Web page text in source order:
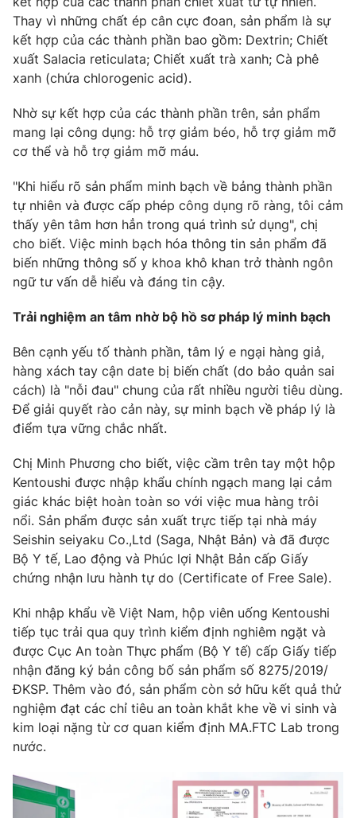
Thay vì những chất ép cân cực đoan, sản phẩm là sự
kết hợp của các thành phần bao gồm: Dextrin; Chiết
xuất Salacia reticulata; Chiết xuất trà xanh; Cà phê
xanh (chứa chlorogenic acid).
Nhờ sự kết hợp của các thành phần trên, sản phẩm
mang lại công dụng: hỗ trợ giảm béo, hỗ trợ giảm mỡ
cơ thể và hỗ trợ giảm mỡ máu.
"Khi hiểu rõ sản phẩm minh bạch về bảng thành phần
tự nhiên và được cấp phép công dụng rõ ràng, tôi cảm
thấy yên tâm hơn hẳn trong quá trình sử dụng", chị
cho biết. Việc minh bạch hóa thông tin sản phẩm đã
biến những thông số y khoa khô khan trở thành ngôn
ngữ tư vấn dễ hiểu và đáng tin cậy.
Trải nghiệm an tâm nhờ bộ hồ sơ pháp lý minh bạch
Bên cạnh yếu tố thành phần, tâm lý e ngại hàng giả,
hàng xách tay cận date bị biến chất (do bảo quản sai
cách) là "nỗi đau" chung của rất nhiều người tiêu dùng.
Để giải quyết rào cản này, sự minh bạch về pháp lý là
điểm tựa vững chắc nhất.
Chị Minh Phương cho biết, việc cầm trên tay một hộp
Kentoushi được nhập khẩu chính ngạch mang lại cảm
giác khác biệt hoàn toàn so với việc mua hàng trôi
nổi. Sản phẩm được sản xuất trực tiếp tại nhà máy
Seishin seiyaku Co.,Ltd (Saga, Nhật Bản) và đã được
Bộ Y tế, Lao động và Phúc lợi Nhật Bản cấp Giấy
chứng nhận lưu hành tự do (Certificate of Free Sale).
Khi nhập khẩu về Việt Nam, hộp viên uống Kentoushi
tiếp tục trải qua quy trình kiểm định nghiêm ngặt và
được Cục An toàn Thực phẩm (Bộ Y tế) cấp Giấy tiếp
nhận đăng ký bản công bố sản phẩm số 8275/2019/
ĐKSP. Thêm vào đó, sản phẩm còn sở hữu kết quả thử
nghiệm đạt các chỉ tiêu an toàn khắt khe về vi sinh và
kim loại nặng từ cơ quan kiểm định MA.FTC Lab trong
nước.